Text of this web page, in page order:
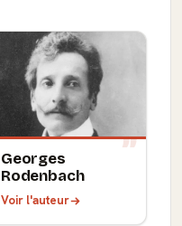
Georges
Rodenbach
Voir l'auteur